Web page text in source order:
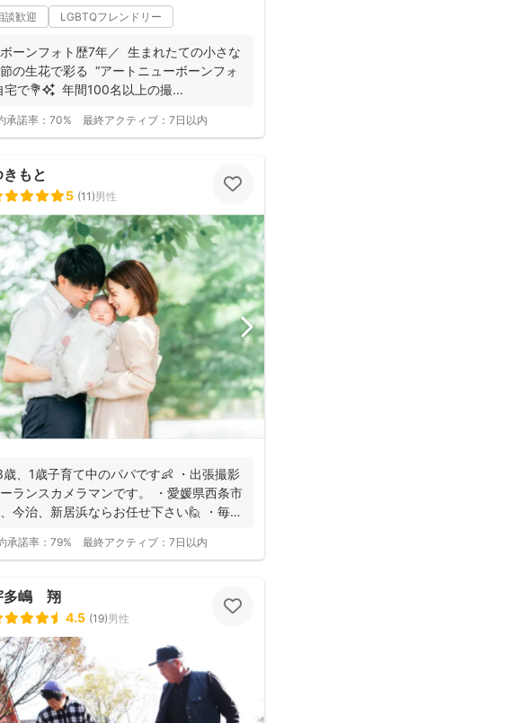
談歓迎 LGBTQフレンドリー
ォト歴7年／ 生まれたての小さな
彩る “アートニューボーンフォ
宅で💐✨ 年間100名以上の撮...
承諾率： 70% 最終アクティブ： 7日以内
きもと
5 (11)男性
歳、1歳子育て中のパパです👶 ・出張撮影
ランスカメラマンです。 ・愛媛県西条市
今治、新居浜ならお任せ下さい🙋 ・毎日
承諾率： 79% 最終アクティブ： 7日以内
多嶋 翔
4.5 (19)男性